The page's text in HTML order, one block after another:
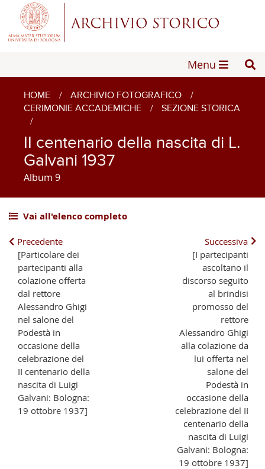
Menu
HOME / ARCHIVIO FOTOGRAFICO
/
CERIMONIE ACCADEMICHE
/
SEZIONE STORICA
/
II centenario della nascita di L.
Galvani 1937
Album 9
Vai all'elenco completo
Precedente
[Particolare dei
partecipanti alla
colazione offerta
dal rettore
Alessandro Ghigi
nel salone del
Podestà in
occasione della
celebrazione del
II centenario della
nascita di Luigi
Galvani: Bologna:
19 ottobre 1937]
Successiva
[I partecipanti
ascoltano il
discorso seguito
al brindisi
promosso del
rettore
Alessandro Ghigi
alla colazione da
lui offerta nel
salone del
Podestà in
occasione della
celebrazione del II
centenario della
nascita di Luigi
Galvani: Bologna:
19 ottobre 1937]